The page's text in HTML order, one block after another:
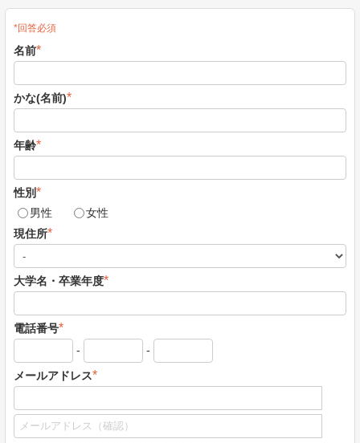
*回答必須
名前*
かな(名前)*
年齢*
性別*
男性
女性
現住所*
大学名・卒業年度*
電話番号*
- -
メールアドレス*